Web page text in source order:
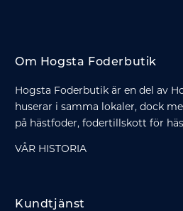
Om Hogsta Foderbutik
Hogsta Foderbutik är en del av
huserar i samma lokaler, dock
på hästfoder, fodertillskott för
VÅR HISTORIA
Kundtjänst